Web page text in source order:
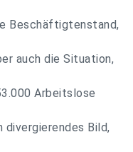
Beschäftigtenstand,
auch die Situation,
Arbeitslose
Bild,